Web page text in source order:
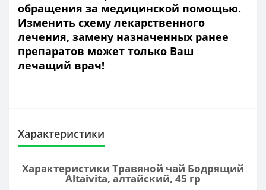
обращения за медицинской помощью.
Изменить схему лекарственного
лечения, замену назначенных ранее
препаратов может только Ваш
лечащий врач!
Характеристики
Характеристики Травяной чай Бодрящий
Altaivita, алтайский, 45 гр